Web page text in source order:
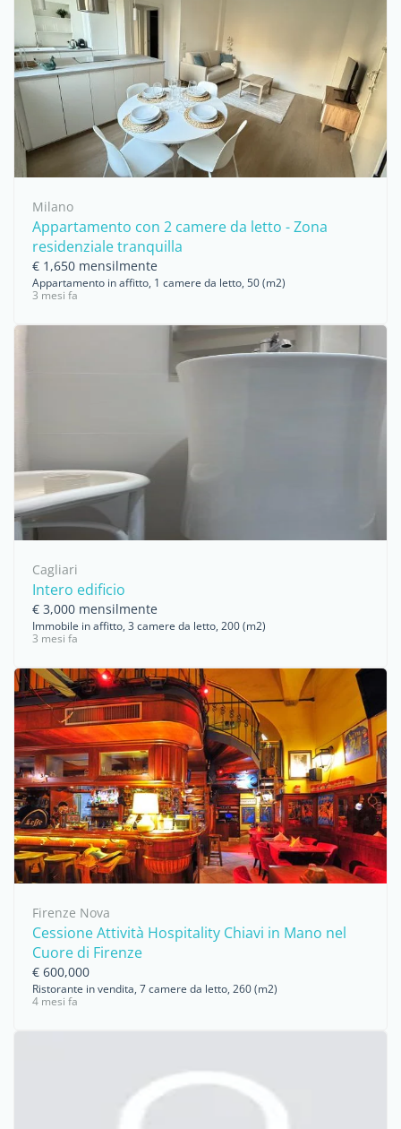
Milano
Appartamento con 2 camere da letto - Zona
residenziale tranquilla
€ 1,650 mensilmente
Appartamento in affitto, 1 camere da letto, 50 (m2)
3 mesi fa
Cagliari
Intero edificio
€ 3,000 mensilmente
Immobile in affitto, 3 camere da letto, 200 (m2)
3 mesi fa
Firenze Nova
Cessione Attività Hospitality Chiavi in Mano nel
Cuore di Firenze
€ 600,000
Ristorante in vendita, 7 camere da letto, 260 (m2)
4 mesi fa